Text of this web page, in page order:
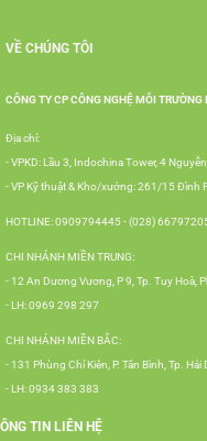
VỀ CHÚNG TÔI
CÔNG TY CP CÔNG NGHỆ MÔI TRƯỜNG
Địa chỉ:
- VPKD: Lầu 3, Indochina Tower, 4
- VP Kỹ thuật & Kho/xưởng: 261/15 Đình
HOTLINE: 0909794445 - (028)
CHI NHÁNH MIỀN TRUNG:
- 12 An Dương Vương, P 9, Tp. Tuy Hoà,
- LH: 0969 298 297
CHI NHÁNH MIỀN BẮC:
- 131 Phùng Chí Kiên, P. Tân Bình, Tp. Hải
- LH: 0934 383 383
TIN LIÊN HỆ